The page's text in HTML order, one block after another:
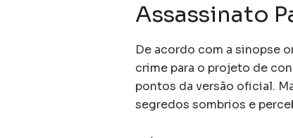
Assassinato
De acordo com a sinopse
crime para o projeto de
pontos da versão oficial.
segredos sombrios e